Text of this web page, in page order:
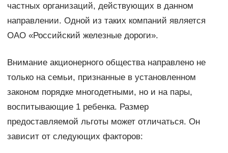
частных организаций, действующих в данном
направлении. Одной из таких компаний является
ОАО «Российский железные дороги».
Внимание акционерного общества направлено не
только на семьи, признанные в установленном
законом порядке многодетными, но и на пары,
воспитывающие 1 ребенка. Размер
предоставляемой льготы может отличаться. Он
зависит от следующих факторов: